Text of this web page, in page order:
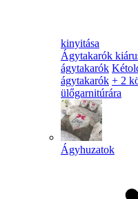
kinyitása
Ágytakarók
ágytakarók
ágytakarók + 2
ülőgarnitúrára
Ágyhuzatok